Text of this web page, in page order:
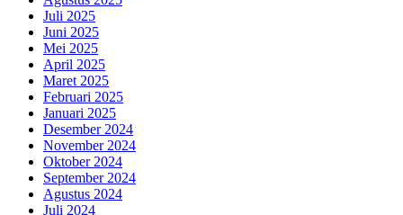
Juli 2025
Juni 2025
Mei 2025
April 2025
Maret 2025
Februari 2025
Januari 2025
Desember 2024
November 2024
Oktober 2024
September 2024
Agustus 2024
Juli 2024